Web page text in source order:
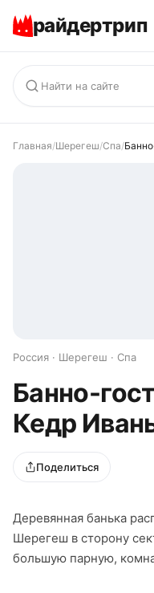
райдертрип
Главная/Шерегеш/Спа/
Россия · Шерегеш · Спа
Банно-
Кедр
Поделиться
Деревянная банька
Шерегеш в сторону
большую парную,